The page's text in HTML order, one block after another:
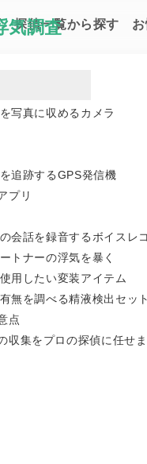
気調査
探偵一覧から探す
調査をする際の
ル｜初めての浮気調査 編集
日：2023.03.24
子がおかしい…」「
気調査をしてみようと
自分で浮気調査
写真に収めるカメラ
追跡するGPS発信機
プリ
会話を録音するボイスレ
トナーの浮気を暴く
用したい変装アイテム
無を調べる精液検出セット
点
収集をプロの探偵に任せ